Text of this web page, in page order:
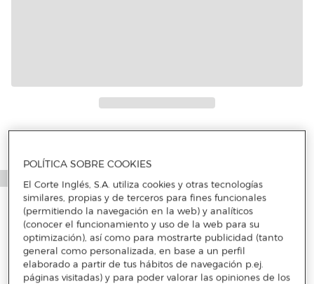
POLÍTICA SOBRE COOKIES
El Corte Inglés, S.A. utiliza cookies y otras tecnologías
similares, propias y de terceros para fines funcionales
(permitiendo la navegación en la web) y analíticos
(conocer el funcionamiento y uso de la web para su
optimización), así como para mostrarte publicidad (tanto
general como personalizada, en base a un perfil
elaborado a partir de tus hábitos de navegación p.ej.
páginas visitadas) y para poder valorar las opiniones de los